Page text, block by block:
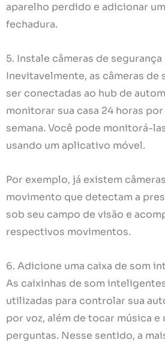
aparelho perdido e adicionar
fechadura.
5. Instale câmeras de segurança
Inevitavelmente, as câmeras de
ser conectadas ao hub de
monitorar sua casa 24 horas
semana. Você pode monitorá-
usando um aplicativo móvel.
Por exemplo, já existem
movimento que detectam a
sob seu campo de visão e
respectivos movimentos.
6. Adicione uma caixa de som
As caixinhas de som
utilizadas ​​para controlar sua
por voz, além de tocar música e
perguntas. Nesse sentido, a